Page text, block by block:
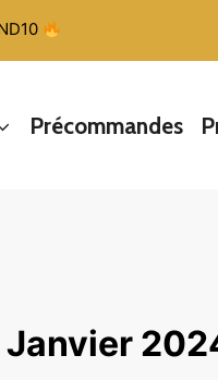
Précommandes